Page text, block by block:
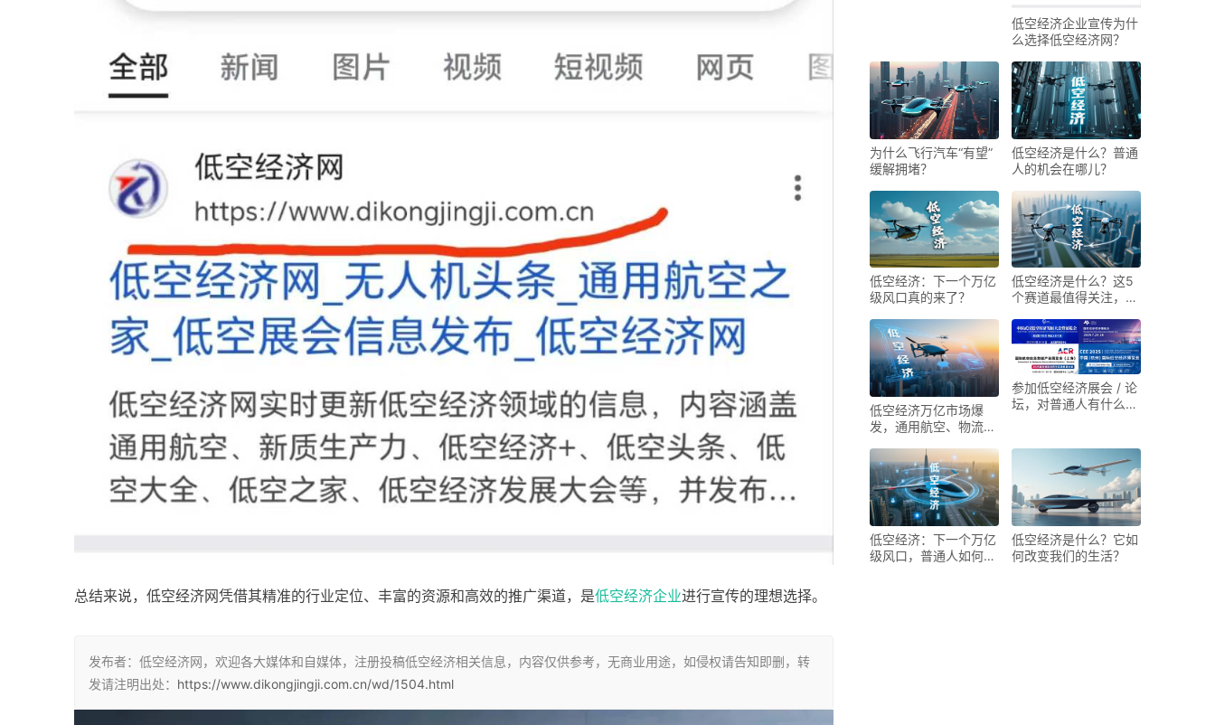
总结来说，低空经济网凭借其精准的行业定位、丰富的资源和高效的推广渠道，是低空经济企业进行宣传的理想选择。
发布者：低空经济网，欢迎各大媒体和自媒体，注册投稿低空经济相关信息，内容仅供参考，无商业用途，如侵权请告知即删，转
发请注明出处： https://www.dikongjingji.com.cn/wd/1504.html
低空经济企业宣传为什
么选择低空经济网？
为什么飞行汽车“有望”
缓解拥堵？
低空经济是什么？普通
人的机会在哪儿？
低空经济：下一个万亿
级风口真的来了？
低空经济是什么？这5
个赛道最值得关注，普
低空经济万亿市场爆
发，通用航空、物流、
（eVTOL），谁先赚到
钱？
参加低空经济展会 / 论
坛，对普通人有什么帮
低空经济：下一个万亿
级风口，普通人如何抓
低空经济是什么？它如
何改变我们的生活？